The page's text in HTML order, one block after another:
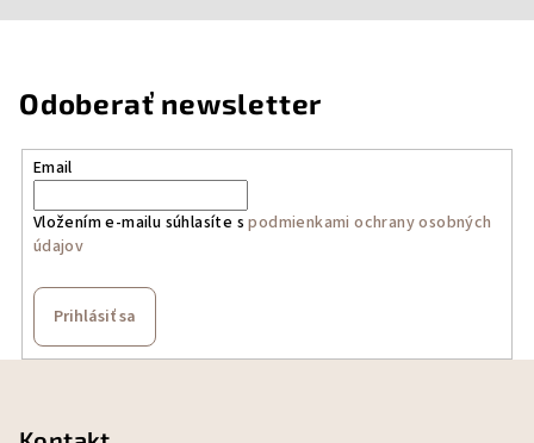
Odoberať newsletter
Email
Vložením e-mailu súhlasíte spodmienkami ochrany osobných
údajov
Prihlásiť sa